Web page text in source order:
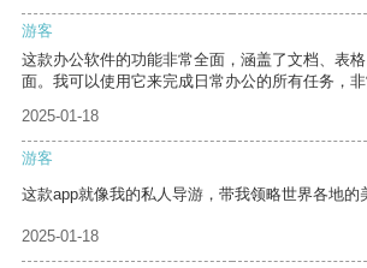
游客
这款办公软件的功能非常全面，涵盖了文档、表
面。我可以使用它来完成日常办公的所有任务，非
2025-01-18
游客
这款app就像我的私人导游，带我领略世界各地的
2025-01-18